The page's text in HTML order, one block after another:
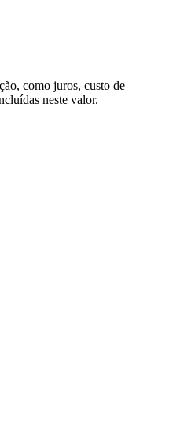
como juros, custo de
neste valor.